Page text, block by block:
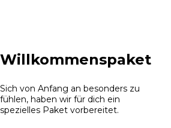
Willkommenspaket
Sich von Anfang an besonders zu
fühlen, haben wir für dich ein
spezielles Paket vorbereitet.